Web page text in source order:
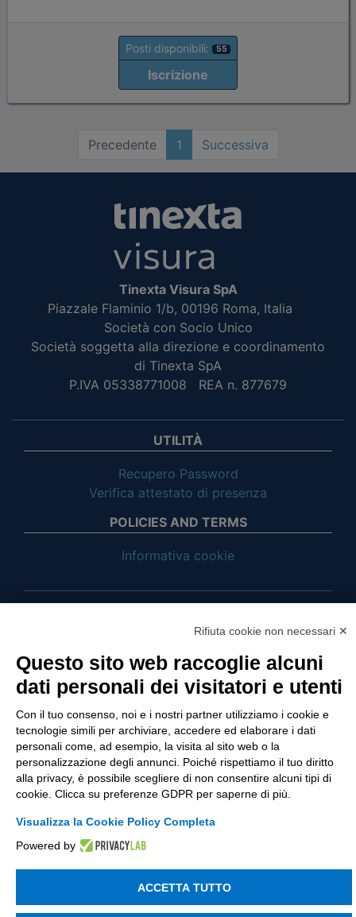
Posti disponibili: 55
Iscrizione
Precedente 1 Successiva
Tinexta Visura SpA
Piazzale Flaminio 1/b, 00196 Roma, Italia
Società con Socio Unico
Società soggetta alla direzione e coordinamento
di Tinexta SpA
P.IVA 05338771008 REA n. 877679
UTILITÀ
Recupero Password
Verifica attestato di presenza
POLICIES AND TERMS
Informativa cookie
Rifiuta cookie non necessari ✕
Questo sito web raccoglie alcuni
dati personali dei visitatori e utenti
Con il tuo consenso, noi e i nostri partner utilizziamo i cookie e
tecnologie simili per archiviare, accedere ed elaborare i dati
personali come, ad esempio, la visita al sito web o la
personalizzazione degli annunci. Poiché rispettiamo il tuo diritto
alla privacy, è possibile scegliere di non consentire alcuni tipi di
cookie. Clicca su preferenze GDPR per saperne di più.
Visualizza la Cookie Policy Completa
Powered by
ACCETTA TUTTO